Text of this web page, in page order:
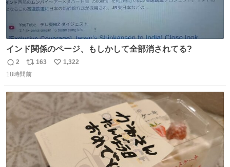
インド関係のページ、もしかして全部消されてる?
返
信
2
リ
ポ
ト
数
163
い
1,322
18時間前